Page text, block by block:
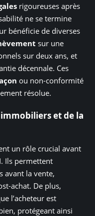
rigoureuses après
ne se termine
bénéficie de diverses
sur une
sur deux ans, et
décennale. Ces
ou non-conformité
résolue.
et de la
un rôle crucial avant
Ils permettent
avant la vente,
achat. De plus,
l’acheteur est
protégeant ainsi